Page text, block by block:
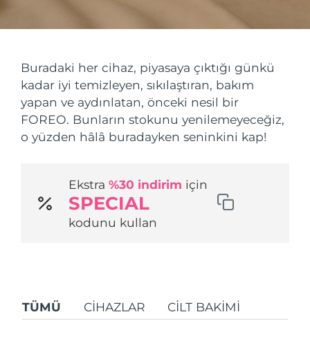
Buradaki her cihaz, piyasaya çıktığı günkü
kadar iyi temizleyen, sıkılaştıran, bakım
yapan ve aydınlatan, önceki nesil bir
FOREO. Bunların stokunu yenilemeyeceğiz,
o yüzden hâlâ buradayken seninkini kap!
Ekstra%30 indirim için
SPECIAL
kodunu kullan
TÜMÜ CIHAZLAR CİLT BAKIMI
Aboneliklerim
FAQ™ Dual LED Panel
POPÜLER
Özel teklifler Çok satanlar
Kırmızı Işık Terapisi
Nakliye ülkesi
Amerika Birleşik
Devletleri
Tahmini teslim tarihi
Birleşik Krallık Tahmini teslim tarihi8/9/26
Avustralya Tahmini teslim tarihi